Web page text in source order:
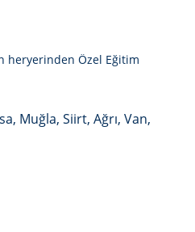
heryerinden Özel Eğitim
Muğla, Siirt, Ağrı, Van,